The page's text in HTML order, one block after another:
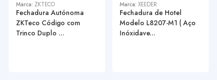
Marca: ZKTECO
Fechadura Autónoma
ZKTeco Código com
Trinco Duplo ...
Marca: XEEDER
Fechadura de Hotel
Modelo L8207-M1 ( Aço
Inóxidave...